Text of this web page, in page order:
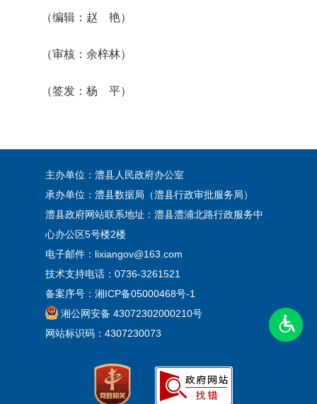
（编辑：赵 艳）
（审核：余梓林）
（签发：杨 平）
主办单位：澧县人民政府办公室
承办单位：澧县数据局（澧县行政审批服务局）
澧县政府网站联系地址：澧县澧浦北路行政服务中
心办公区5号楼2楼
电子邮件：lixiangov@163.com
技术支持电话：0736-3261521
备案序号： 湘ICP备05000468号-1
湘公网安备 43072302000210号
网站标识码：4307230073